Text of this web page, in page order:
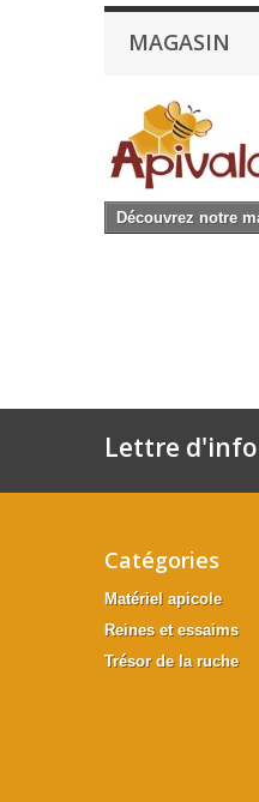
MAGASIN
Découvrez notre
Lettre
Catégories
Matériel apicole
Reines et essaims
Trésor de la ruche